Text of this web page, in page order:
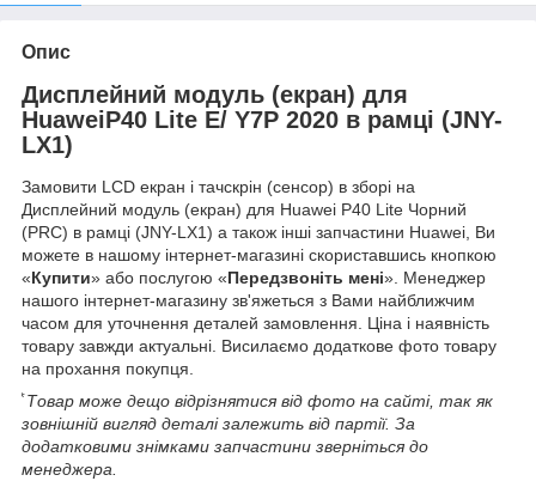
Опис
Дисплейний модуль (екран) для
HuaweiP40 Lite E/ Y7P 2020 в рамці (JNY-
LX1)
Замовити LCD екран і тачскрін (сенсор) в зборі на
Дисплейний модуль (екран) для Huawei P40 Lite Чорний
(PRC) в рамці (JNY-LX1) а також інші запчастини Huawei, Ви
можете в нашому інтернет-магазині скориставшись кнопкою
«Купити» або послугою «Передзвоніть мені». Менеджер
нашого інтернет-магазину зв'яжеться з Вами найближчим
часом для уточнення деталей замовлення. Ціна і наявність
товару завжди актуальні. Висилаємо додаткове фото товару
на прохання покупця.
⃰ Товар може дещо відрізнятися від фото на сайті, так як
зовнішній вигляд деталі залежить від партії. За
додатковими знімками запчастини зверніться до
менеджера.